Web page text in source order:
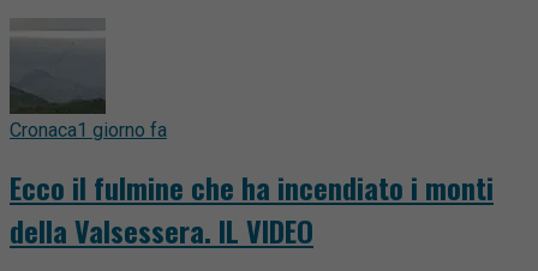
Cronaca1 giorno fa
Ecco il fulmine che ha incendiato i monti
della Valsessera. IL VIDEO